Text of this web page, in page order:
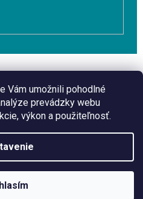
Vám umožnili pohodlné
prevádzky webu
výkon a použiteľnosť.